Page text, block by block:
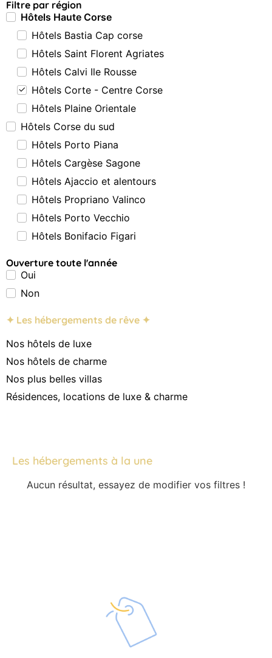
Filtre par région
Hôtels Haute Corse
Hôtels Bastia Cap corse
Hôtels Saint Florent Agriates
Hôtels Calvi Ile Rousse
Hôtels Corte - Centre Corse
Hôtels Plaine Orientale
Hôtels Corse du sud
Hôtels Porto Piana
Hôtels Cargèse Sagone
Hôtels Ajaccio et alentours
Hôtels Propriano Valinco
Hôtels Porto Vecchio
Hôtels Bonifacio Figari
Ouverture toute l'année
Oui
Non
✦ Les hébergements de rêve ✦
Nos hôtels de luxe
Nos hôtels de charme
Nos plus belles villas
Résidences, locations de luxe & charme
Les hébergements à la une
Aucun résultat, essayez de modifier vos filtres !